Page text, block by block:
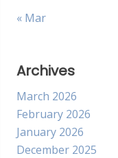
« Mar
Archives
March 2026
February 2026
January 2026
December 2025